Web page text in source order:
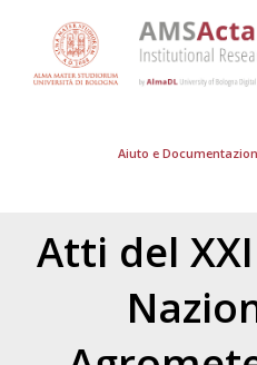
Aiuto e
Atti del